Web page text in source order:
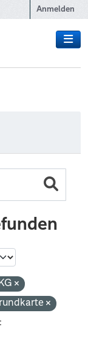
Anmelden